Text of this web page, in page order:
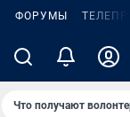
ФОРУМЫ
Что получают